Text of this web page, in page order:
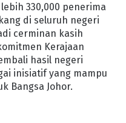
330,000 penerima
di seluruh negeri
cerminan kasih
Kerajaan
hasil negeri
inisiatif yang mampu
Bangsa Johor.